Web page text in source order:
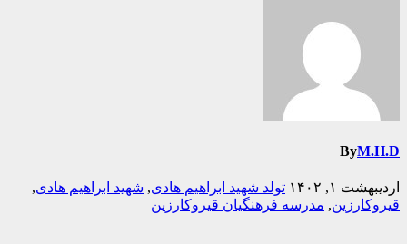
ByM.H.D
اردیبهشت ۱, ۱۴۰۲ تولد شهید ابراهیم هادی, شهید ابراهیم هادی,
قیروکارزین, مدرسه فرهنگیان قیروکارزین